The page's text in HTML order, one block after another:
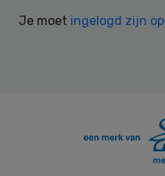
Je moet ingelogd zijn op